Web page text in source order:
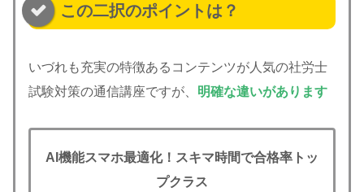
この二択のポイントは？
いづれも充実の特徴あるコンテンツが人気の社労士
試験対策の通信講座ですが、 明確な違いがあります
AI機能スマホ最適化！スキマ時間で合格率トッ
プクラス